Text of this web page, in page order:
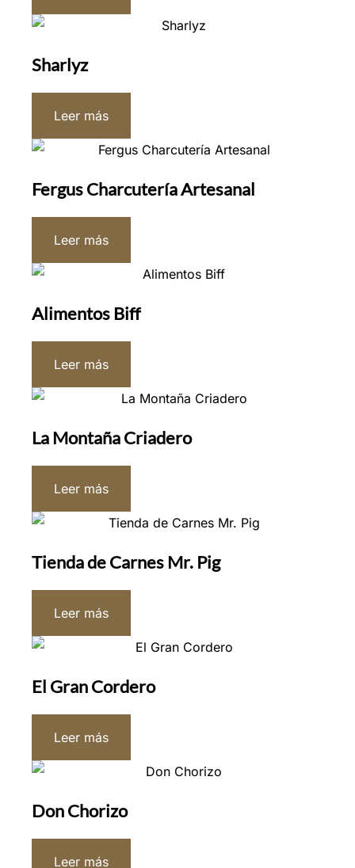
Sharlyz
Leer más
Fergus Charcutería Artesanal
Leer más
Alimentos Biff
Leer más
La Montaña Criadero
Leer más
Tienda de Carnes Mr. Pig
Leer más
El Gran Cordero
Leer más
Don Chorizo
Leer más